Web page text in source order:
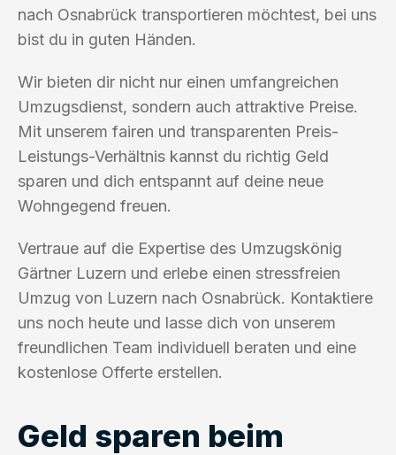
nach Osnabrück transportieren möchtest, bei uns
bist du in guten Händen.
Wir bieten dir nicht nur einen umfangreichen
Umzugsdienst, sondern auch attraktive Preise.
Mit unserem fairen und transparenten Preis-
Leistungs-Verhältnis kannst du richtig Geld
sparen und dich entspannt auf deine neue
Wohngegend freuen.
Vertraue auf die Expertise des Umzugskönig
Gärtner Luzern und erlebe einen stressfreien
Umzug von Luzern nach Osnabrück. Kontaktiere
uns noch heute und lasse dich von unserem
freundlichen Team individuell beraten und eine
kostenlose Offerte erstellen.
Geld sparen beim